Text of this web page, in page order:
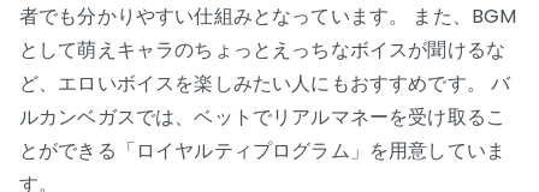
者でも分かりやすい仕組みとなっています。 また、BGM
として萌えキャラのちょっとえっちなボイスが聞けるな
ど、エロいボイスを楽しみたい人にもおすすめです。 バ
ルカンベガスでは、ベットでリアルマネーを受け取るこ
とができる「ロイヤルティプログラム」を用意していま
す。